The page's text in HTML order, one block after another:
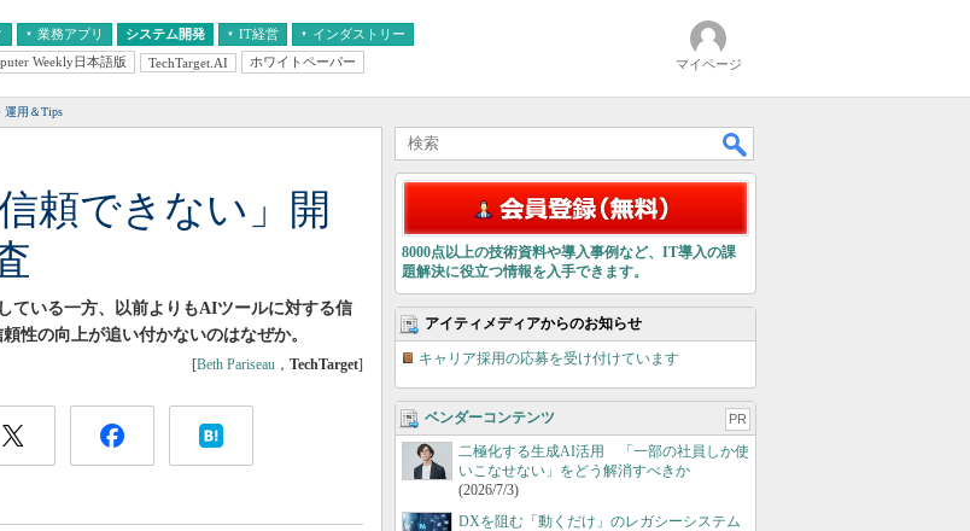
業務アプリ システム開発 IT経営
営とIT
インダストリー
医療IT
Weekly日本語版 TechTarget.AI ホワイトペーパー マイページ
運用＆Tips
頼できない」開
ている一方、以前よりもAIツールに対する信
性の向上が追い付かないのはなぜか。
[Beth Pariseau ， TechTarget]
8000点以上の技術資料や導入事例など、IT導入の課
題解決に役立つ情報を入手できます。
アイティメディアからのお知らせ
キャリア採用の応募を受け付けています
ベンダーコンテンツ PR
二極化する生成AI活用 「一部の社員しか使
いこなせない」をどう解消すべきか
(2026/7/3)
DXを阻む「動くだけ」のレガシーシステム